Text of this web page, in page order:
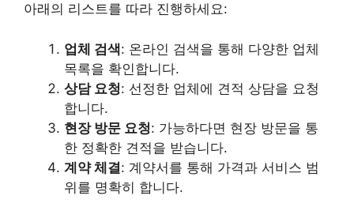
아래의 리스트를 따라 진행하세요:
업체 검색: 온라인 검색을 통해 다양한 업체
목록을 확인합니다.
상담 요청: 선정한 업체에 견적 상담을 요청
합니다.
현장 방문 요청: 가능하다면 현장 방문을 통
한 정확한 견적을 받습니다.
계약 체결: 계약서를 통해 가격과 서비스 범
위를 명확히 합니다.